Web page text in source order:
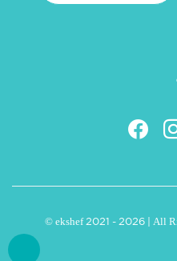
© ekshef 2021 - 2026 | All